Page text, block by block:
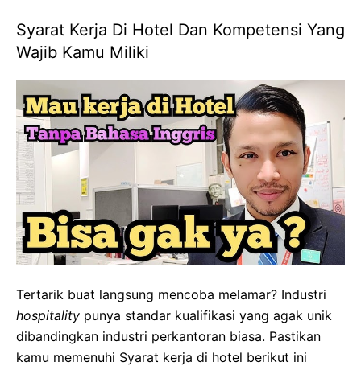
Syarat Kerja Di Hotel Dan Kompetensi Yang
Wajib Kamu Miliki
Tertarik buat langsung mencoba melamar? Industri
hospitality punya standar kualifikasi yang agak unik
dibandingkan industri perkantoran biasa. Pastikan
kamu memenuhi Syarat kerja di hotel berikut ini